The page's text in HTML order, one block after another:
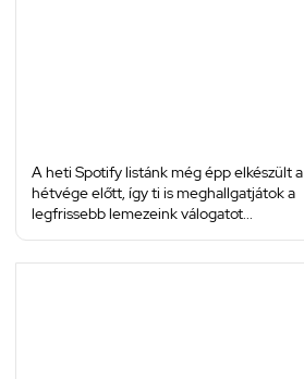
A heti Spotify listánk még épp elkészült a
hétvége előtt, így ti is meghallgatjátok a
legfrissebb lemezeink válogatot...